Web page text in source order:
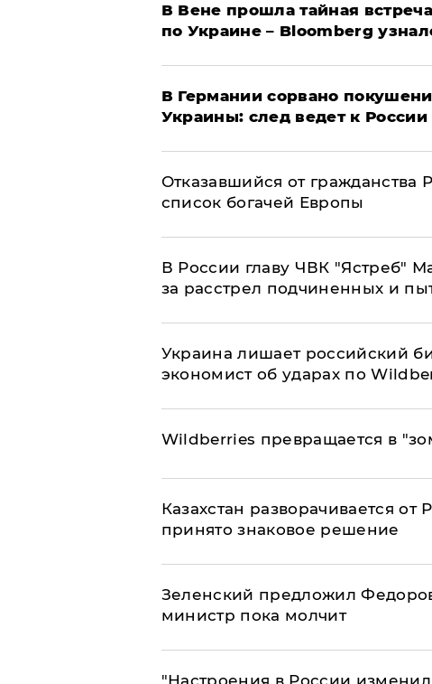
В Вене прошла тайная
по Украине – Bloomberg
​В Германии сорвано
Украины: след ведет к России
Отказавшийся от гражданства
список богачей Европы
В России главу ЧВК "Ястреб"
за расстрел подчиненных и
​Украина лишает российский
экономист об ударах по
Wildberries превращается в
Казахстан разворачивается от
принято знаковое решение
Зеленский предложил
министр пока молчит